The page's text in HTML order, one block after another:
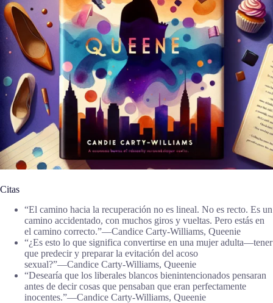
Citas
“El camino hacia la recuperación no es lineal. No es recto. Es un
camino accidentado, con muchos giros y vueltas. Pero estás en
el camino correcto.”―Candice Carty-Williams, Queenie
“¿Es esto lo que significa convertirse en una mujer adulta—tener
que predecir y preparar la evitación del acoso
sexual?”―Candice Carty-Williams, Queenie
“Desearía que los liberales blancos bienintencionados pensaran
antes de decir cosas que pensaban que eran perfectamente
inocentes.”―Candice Carty-Williams, Queenie